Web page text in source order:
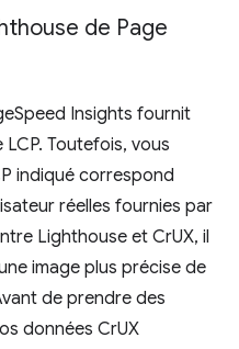
de Page
Insights fournit
Toutefois, vous
indiqué correspond
réelles fournies par
Lighthouse et CrUX, il
image plus précise de
de prendre des
données CrUX